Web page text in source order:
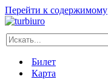
Перейти к содержимому
Искать...
Билет
Карта